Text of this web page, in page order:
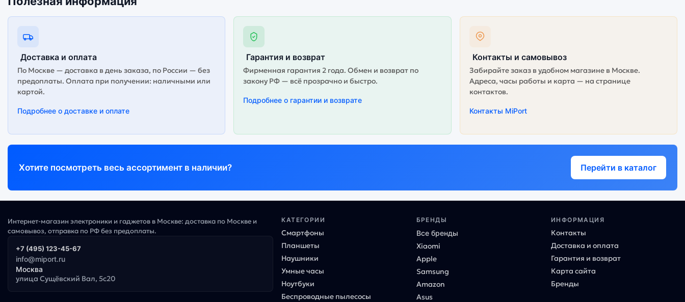
Доставка и оплата
По Москве — доставка в день заказа, по России — без
предоплаты. Оплата при получении: наличными или
картой.
Подробнее о доставке и оплате
Гарантия и возврат
Фирменная гарантия 2 года. Обмен и возврат по
закону РФ — всё прозрачно и быстро.
Подробнее о гарантии и возврате
Контакты и самовывоз
Забирайте заказ в удобном магазине в Москве.
Адреса, часы работы и карта — на странице
контактов.
Контакты MiPort
Хотите посмотреть весь ассортимент в наличии? Перейти в каталог
Интернет-магазин электроники и гаджетов в Москве: доставка по Москве и
самовывоз, отправка по РФ без предоплаты.
+7 (495) 123-45-67
info@miport.ru
Москва
улица Сущёвский Вал, 5с20
КАТЕГОРИИ
Смартфоны
Планшеты
Наушники
Умные часы
Ноутбуки
Беспроводные пылесосы
БРЕНДЫ
Все бренды
Xiaomi
Apple
Samsung
Amazon
Asus
ИНФОРМАЦИЯ
Контакты
Доставка и оплата
Гарантия и возврат
Карта сайта
Бренды